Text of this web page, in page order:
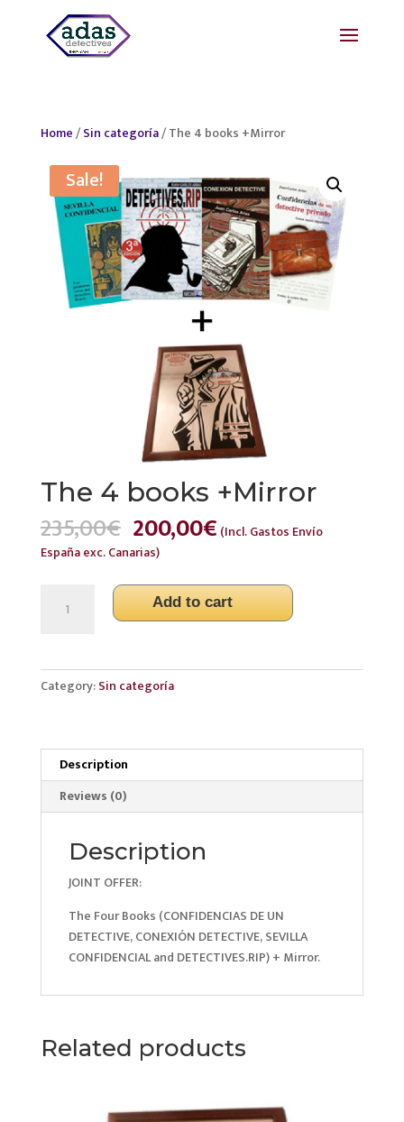
Home/Sin categoría/ The 4 books +Mirror
Sale!
The 4 books +Mirror
235,00€ Original
price
was:
235,00€.
200,00€Current
price
200,00€.
(Incl. Gastos Envío
España exc. Canarias)
quantity
Add to cart
Category:Sin categoría
Description
Reviews (0)
Description
JOINT OFFER:
The Four Books (CONFIDENCIAS DE UN
DETECTIVE, CONEXIÓN DETECTIVE, SEVILLA
CONFIDENCIAL and DETECTIVES.RIP) + Mirror.
Related products